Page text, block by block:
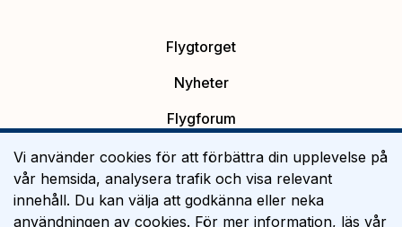
Flygtorget
Nyheter
Flygforum
Platsannonser
Flygutbildning
Vi använder cookies för att förbättra din upplevelse på
vår hemsida, analysera trafik och visa relevant
innehåll. Du kan välja att godkänna eller neka
användningen av cookies. För mer information, läs vår